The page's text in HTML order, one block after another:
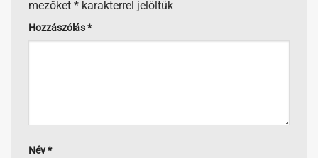
mezőket * karakterrel jelöltük
Hozzászólás*
Név*